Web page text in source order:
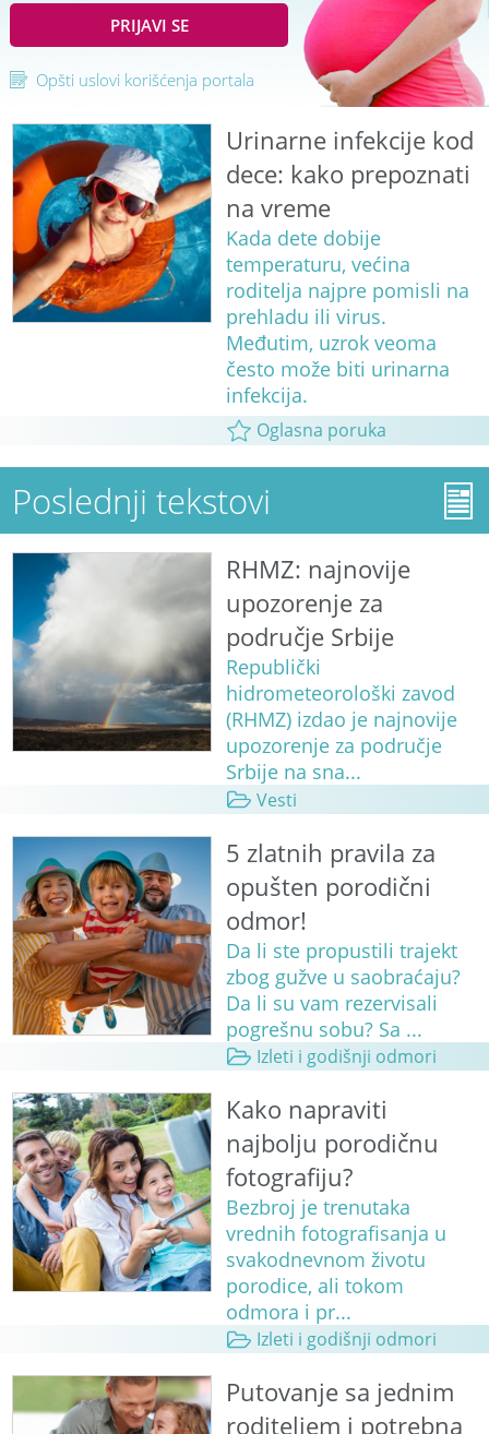
PRIJAVI SE
Opšti uslovi korišćenja portala
Urinarne infekcije kod
dece: kako prepoznati
na vreme
Kada dete dobije
temperaturu, većina
roditelja najpre pomisli na
prehladu ili virus.
Međutim, uzrok veoma
često može biti urinarna
infekcija.
Oglasna poruka
Poslednji tekstovi
RHMZ: najnovije
upozorenje za
područje Srbije
Republički
hidrometeorološki zavod
(RHMZ) izdao je najnovije
upozorenje za područje
Srbije na sna...
Vesti
5 zlatnih pravila za
opušten porodični
odmor!
Da li ste propustili trajekt
zbog gužve u saobraćaju?
Da li su vam rezervisali
pogrešnu sobu? Sa ...
Izleti i godišnji odmori
Kako napraviti
najbolju porodičnu
fotografiju?
Bezbroj je trenutaka
vrednih fotografisanja u
svakodnevnom životu
porodice, ali tokom
odmora i pr...
Izleti i godišnji odmori
Putovanje sa jednim
roditeljem i potrebna